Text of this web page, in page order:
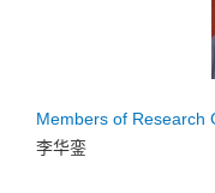
Members of Research
李华銮